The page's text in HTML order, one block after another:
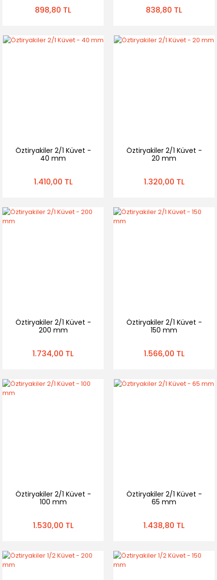
898,80 TL 838,80 TL
Öztiryakiler 2/1 Küvet -
40 mm
1.410,00 TL
Öztiryakiler 2/1 Küvet -
20 mm
1.320,00 TL
Öztiryakiler 2/1 Küvet -
200 mm
1.734,00 TL
Öztiryakiler 2/1 Küvet -
150 mm
1.566,00 TL
Öztiryakiler 2/1 Küvet -
100 mm
1.530,00 TL
Öztiryakiler 2/1 Küvet -
65 mm
1.438,80 TL